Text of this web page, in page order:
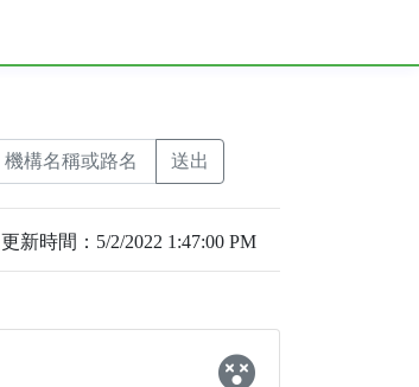
更新時間：5/2/2022 1:47:00 PM